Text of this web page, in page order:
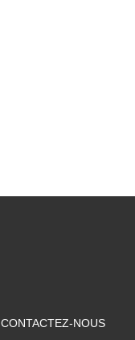
CONTACTEZ-NOUS